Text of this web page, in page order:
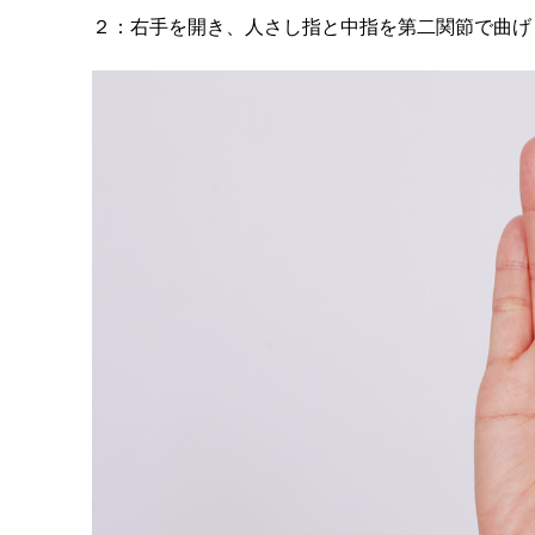
２：右手を開き、人さし指と中指を第二関節で曲